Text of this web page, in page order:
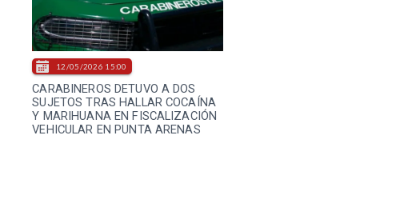
CARABINEROS DETUVO A DOS
SUJETOS TRAS HALLAR COCAÍNA
Y MARIHUANA EN FISCALIZACIÓN
VEHICULAR EN PUNTA ARENAS
12/05/2026 15:00